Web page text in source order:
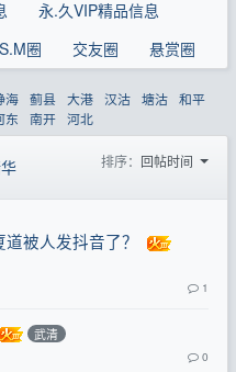
永.久VIP精品信息
S.M圈 交友圈 悬赏圈
海 蓟县 大港 汉沽 塘沽 和平
东 南开 河北
排序： 回帖时间
被人发抖音了？
1
武清
0